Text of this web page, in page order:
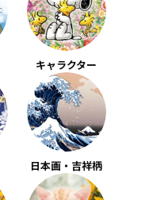
キャラクター
日本画・吉祥柄